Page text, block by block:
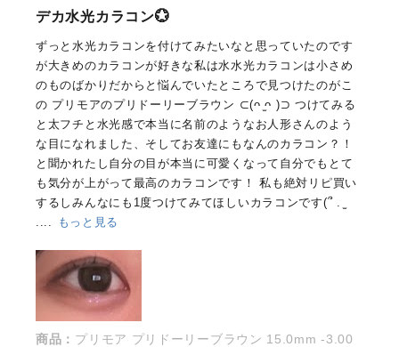
デカ水光カラコン💮
ずっと水光カラコンを付けてみたいなと思っていたのです
が大きめのカラコンが好きな私は水水光カラコンは小さめ
のものばかりだからと悩んでいたところで見つけたのがこ
の プリモアのプリドーリーブラウン ⊂(ᴖ ̫ᴖ )⊃ つけてみる
と太フチと水光感で本当に名前のようなお人形さんのよう
な目になれました、そしてお友達にもなんのカラコン？！
と聞かれたし自分の目が本当に可愛くなって自分でもとて
も気分が上がって最高のカラコンです！ 私も絶対リピ買い
するしみんなにも1度つけてみてほしいカラコンです(՞ . ̫
もっと見る
商品： プリモア プリドーリーブラウン 15.0mm -3.00